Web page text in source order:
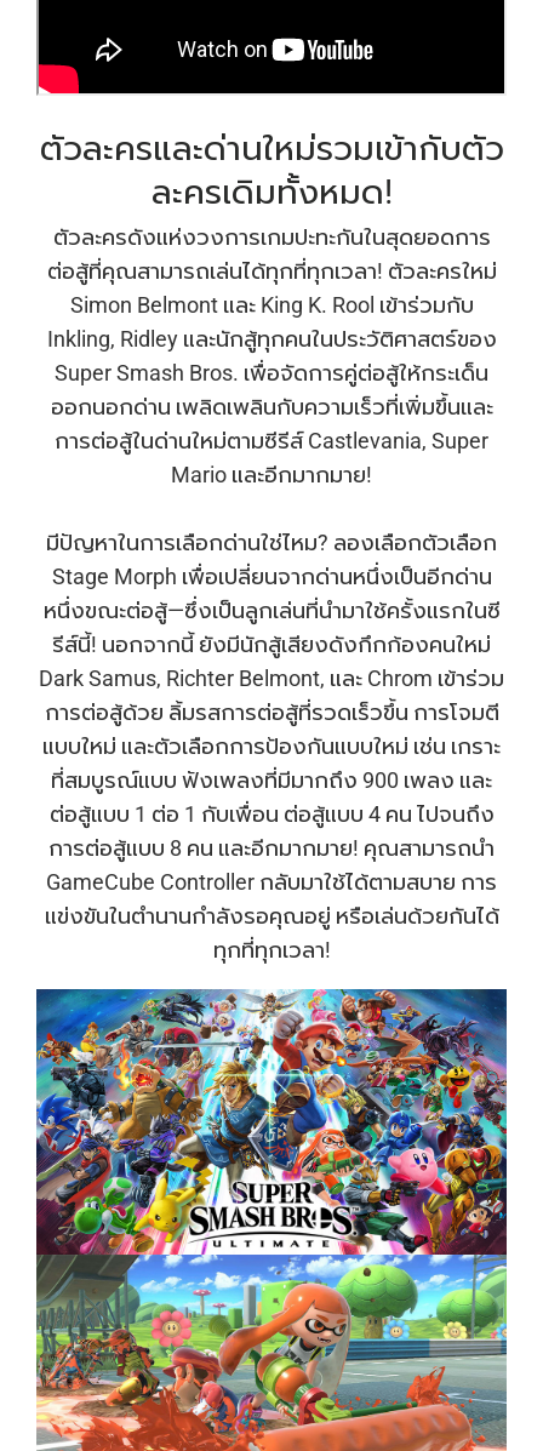
ตัวละครและด่านใหม่รวมเข้ากับตัว
ละครเดิมทั้งหมด!
ตัวละครดังแห่งวงการเกมปะทะกันในสุดยอดการ
ต่อสู้ที่คุณสามารถเล่นได้ทุกที่ทุกเวลา! ตัวละครใหม่
Simon Belmont และ King K. Rool เข้าร่วมกับ
Inkling, Ridley และนักสู้ทุกคนในประวัติศาสตร์ของ
Super Smash Bros. เพื่อจัดการคู่ต่อสู้ให้กระเด็น
ออกนอกด่าน เพลิดเพลินกับความเร็วที่เพิ่มขึ้นและ
การต่อสู้ในด่านใหม่ตามซีรีส์ Castlevania, Super
Mario และอีกมากมาย!
มีปัญหาในการเลือกด่านใช่ไหม? ลองเลือกตัวเลือก
Stage Morph เพื่อเปลี่ยนจากด่านหนึ่งเป็นอีกด่าน
หนึ่งขณะต่อสู้—ซึ่งเป็นลูกเล่นที่นำมาใช้ครั้งแรกในซี
รีส์นี้! นอกจากนี้ ยังมีนักสู้เสียงดังกึกก้องคนใหม่
Dark Samus, Richter Belmont, และ Chrom เข้าร่วม
การต่อสู้ด้วย ลิ้มรสการต่อสู้ที่รวดเร็วขึ้น การโจมตี
แบบใหม่ และตัวเลือกการป้องกันแบบใหม่ เช่น เกราะ
ที่สมบูรณ์แบบ ฟังเพลงที่มีมากถึง 900 เพลง และ
ต่อสู้แบบ 1 ต่อ 1 กับเพื่อน ต่อสู้แบบ 4 คน ไปจนถึง
การต่อสู้แบบ 8 คน และอีกมากมาย! คุณสามารถนำ
GameCube Controller กลับมาใช้ได้ตามสบาย การ
แข่งขันในตำนานกำลังรอคุณอยู่ หรือเล่นด้วยกันได้
ทุกที่ทุกเวลา!